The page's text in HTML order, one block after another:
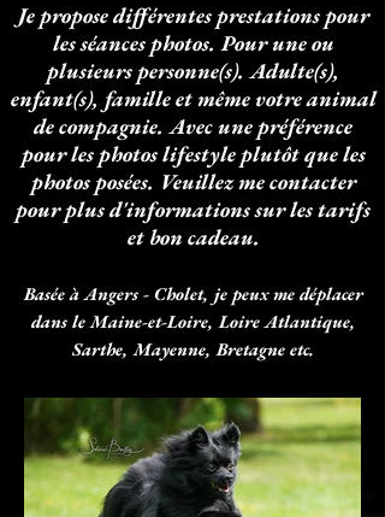
Je propose différentes prestations pour
les séances photos. Pour une ou
plusieurs personne(s). Adulte(s),
enfant(s), famille et même votre animal
de compagnie. Avec une préférence
pour les photos lifestyle plutôt que les
photos posées. Veuillez me contacter
pour plus d'informations sur les tarifs
et bon cadeau.
Basée à Angers - Cholet, je peux me déplacer
dans le Maine-et-Loire, Loire Atlantique,
Sarthe, Mayenne, Bretagne etc.